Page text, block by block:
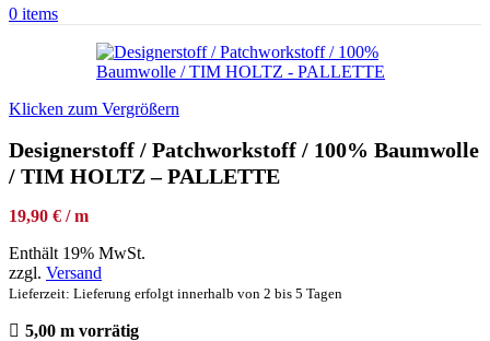
0 items
Klicken zum Vergrößern
Designerstoff / Patchworkstoff / 100% Baumwolle
/ TIM HOLTZ – PALLETTE
19,90 € / m
Enthält 19% MwSt.
zzgl. Versand
Lieferzeit: Lieferung erfolgt innerhalb von 2 bis 5 Tagen
5,00 m vorrätig